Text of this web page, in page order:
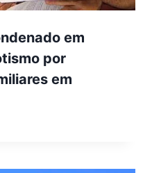
em
por
em